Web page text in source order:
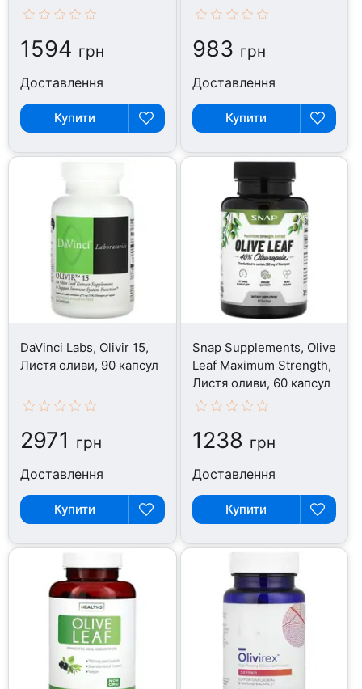
1594 грн
Доставлення
Купити
983 грн
Доставлення
Купити
DaVinci Labs, Olivir 15,
Листя оливи, 90 капсул
2971 грн
Доставлення
Купити
Snap Supplements, Olive
Leaf Maximum Strength,
Листя оливи, 60 капсул
1238 грн
Доставлення
Купити